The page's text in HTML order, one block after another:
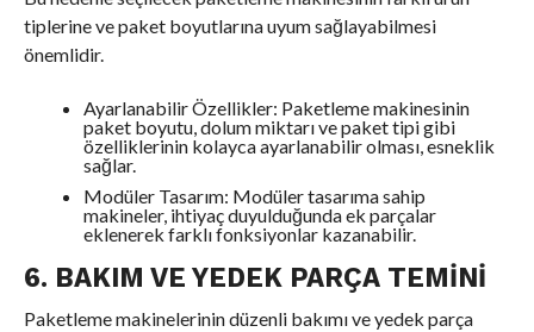
tiplerine ve paket boyutlarına uyum sağlayabilmesi
önemlidir.
Ayarlanabilir Özellikler: Paketleme makinesinin
paket boyutu, dolum miktarı ve paket tipi gibi
özelliklerinin kolayca ayarlanabilir olması, esneklik
sağlar.
Modüler Tasarım: Modüler tasarıma sahip
makineler, ihtiyaç duyulduğunda ek parçalar
eklenerek farklı fonksiyonlar kazanabilir.
6. BAKIM VE YEDEK PARÇA TEMINI
Paketleme makinelerinin düzenli bakımı ve yedek parça